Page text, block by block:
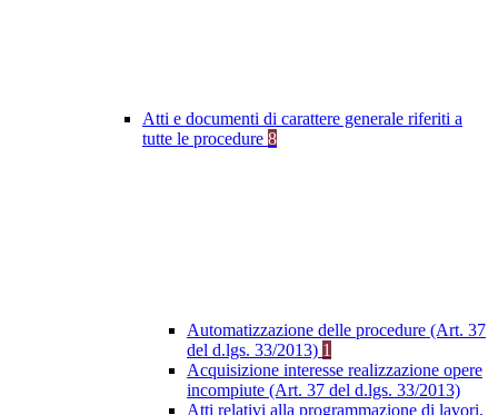
Atti e documenti di carattere generale riferiti a
tutte le procedure 8
Automatizzazione delle procedure (Art. 37
del d.lgs. 33/2013) 1
Acquisizione interesse realizzazione opere
incompiute (Art. 37 del d.lgs. 33/2013)
Atti relativi alla programmazione di lavori,